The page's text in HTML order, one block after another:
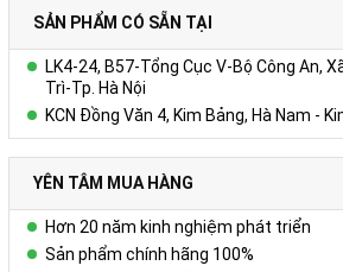
and interfaces
The easy assembly and guiding of the
that the measuring system can be
signals make it possible to
different control concepts.
Wire-actuated encoders / string pots
adverse conditions
SẢN PHẨM CÓ SẴN TẠI
LK4-24, B57-Tổng Cục V-Bộ Công An,
Trì-Tp. Hà Nội
KCN Đồng Văn 4, Kim Bảng, Hà Nam -
YÊN TÂM MUA HÀNG
Hơn 20 năm kinh nghiệm phát triển
Sản phẩm chính hãng 100%